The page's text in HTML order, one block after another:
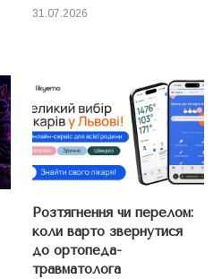
31.07.2026
Розтягнення чи перелом:
коли варто звернутися
до ортопеда-
травматолога